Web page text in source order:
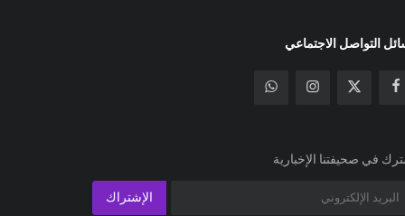
التواصل الاجتماعي
في صحيفتنا الإخبارية
الإشتراك